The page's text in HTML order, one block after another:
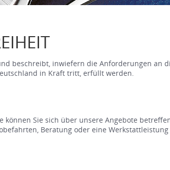
beschreibt, inwiefern die Anforderungen an
in Kraft tritt, erfüllt werden.
Sie sich über unsere Angebote
Beratung oder eine